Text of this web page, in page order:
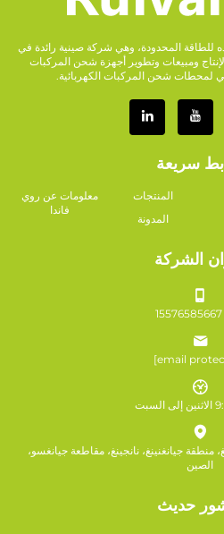
للطاقة المحدودة، وهي شركة صينية رائدة في
ومبيعات وتطوير أجهزة شحن المركبات
لمحطات شحن المركبات الكهربائية.
سريعة
معلومات عن روي
فاندا
المنتجات
المدونة
الشركة
منطقة جيانغنينغ، نانجينغ، مقاطعة جيانغسو،
الصين
حديث